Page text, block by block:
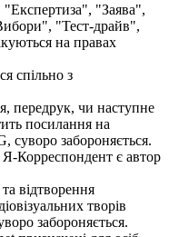
"Заява",
"Тест-драйв",
на правах
спільно з
передрук, чи наступне
посилання на
суворо забороняється.
Я-Корреспондент є автор
відтворення
творів
забороняється.